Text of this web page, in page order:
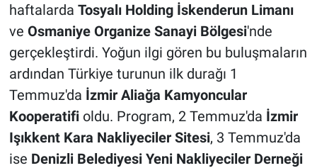
haftalarda Tosyalı Holding İskenderun Limanı
ve Osmaniye Organize Sanayi Bölgesi'nde
gerçekleştirdi. Yoğun ilgi gören bu buluşmaların
ardından Türkiye turunun ilk durağı 1
Temmuz'da İzmir Aliağa Kamyoncular
Kooperatifioldu. Program, 2 Temmuz'da İzmir
Işıkkent Kara Nakliyeciler Sitesi, 3 Temmuz'da
ise Denizli Belediyesi Yeni Nakliyeciler Derneği